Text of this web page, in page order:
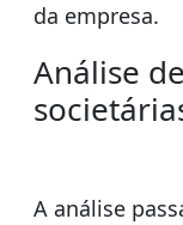
da empresa.
Análise
A análise